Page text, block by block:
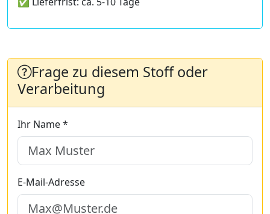
Frage zu diesem Stoff oder
Verarbeitung
Ihr Name *
E-Mail-Adresse